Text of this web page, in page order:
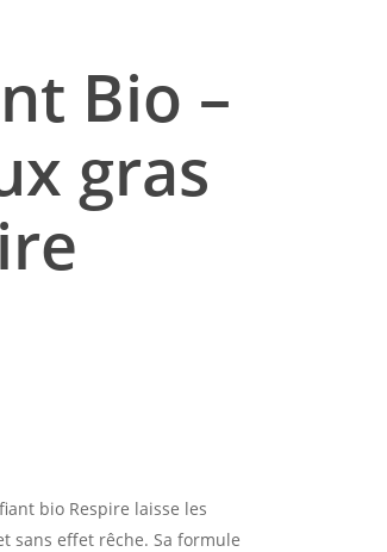
Bio –
gras
bio Respire laisse les
sans effet rêche. Sa formule